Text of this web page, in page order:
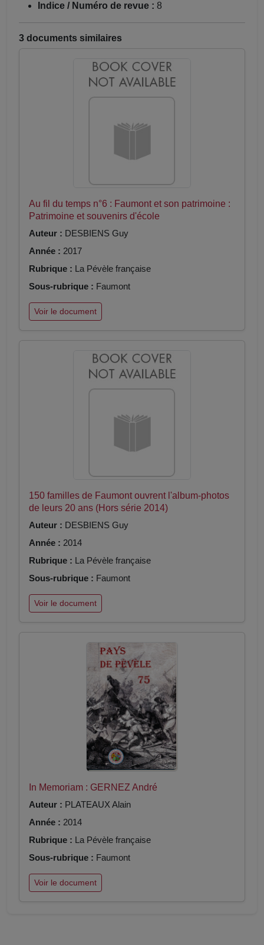
Indice / Numéro de revue : 8
3 documents similaires
Au fil du temps n°6 : Faumont et son patrimoine :
Patrimoine et souvenirs d'école
Auteur : DESBIENS Guy
Année : 2017
Rubrique : La Pévèle française
Sous-rubrique : Faumont
Voir le document
150 familles de Faumont ouvrent l'album-photos
de leurs 20 ans (Hors série 2014)
Auteur : DESBIENS Guy
Année : 2014
Rubrique : La Pévèle française
Sous-rubrique : Faumont
Voir le document
In Memoriam : GERNEZ André
Auteur : PLATEAUX Alain
Année : 2014
Rubrique : La Pévèle française
Sous-rubrique : Faumont
Voir le document